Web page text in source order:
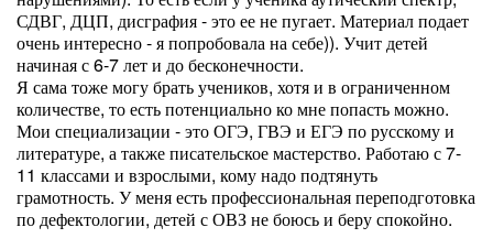
СДВГ, ДЦП, дисграфия - это ее не пугает. Материал подает
очень интересно - я попробовала на себе)). Учит детей
начиная с 6-7 лет и до бесконечности.
Я сама тоже могу брать учеников, хотя и в ограниченном
количестве, то есть потенциально ко мне попасть можно.
Мои специализации - это ОГЭ, ГВЭ и ЕГЭ по русскому и
литературе, а также писательское мастерство. Работаю с 7-
11 классами и взрослыми, кому надо подтянуть
грамотность. У меня есть профессиональная переподготовка
по дефектологии, детей с ОВЗ не боюсь и беру спокойно.